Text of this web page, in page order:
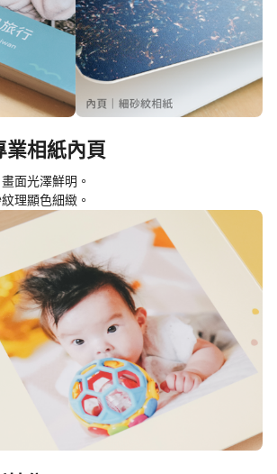
業相紙內頁
面光澤鮮明。
理顯色細緻。